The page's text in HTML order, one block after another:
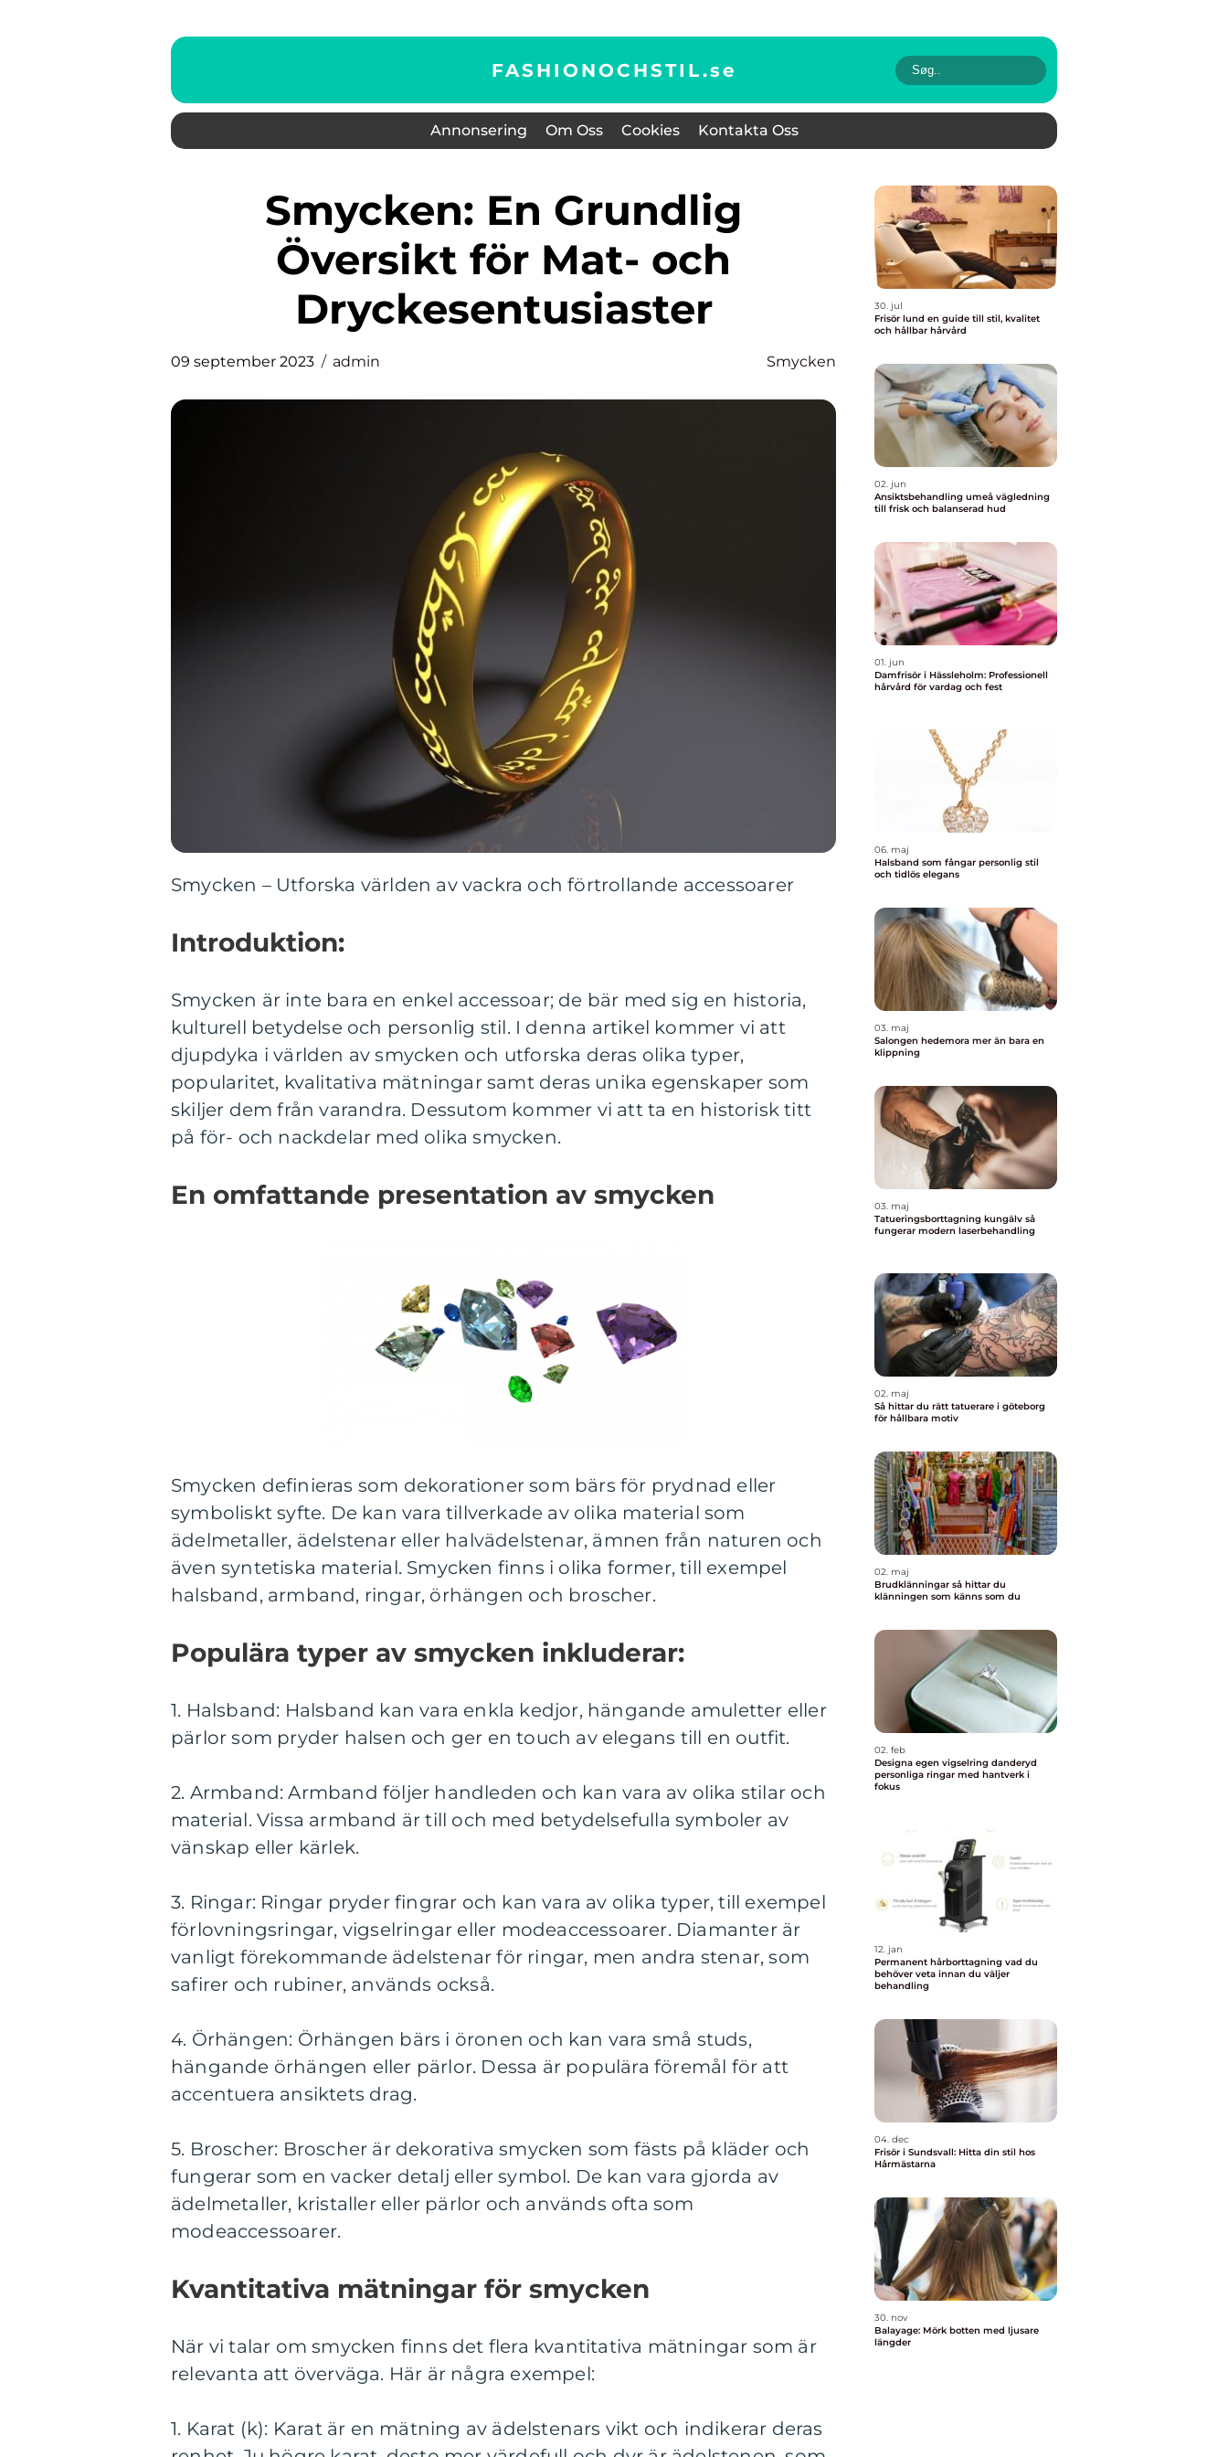
FASHIONOCHSTIL.se
Annonsering Om Oss Cookies Kontakta Oss
Smycken: En Grundlig
Översikt för Mat- och
Dryckesentusiaster
09 september 2023 admin Smycken
Smycken – Utforska världen av vackra och förtrollande accessoarer
Introduktion:
Smycken är inte bara en enkel accessoar; de bär med sig en historia,
kulturell betydelse och personlig stil. I denna artikel kommer vi att
djupdyka i världen av smycken och utforska deras olika typer,
popularitet, kvalitativa mätningar samt deras unika egenskaper som
skiljer dem från varandra. Dessutom kommer vi att ta en historisk titt
på för- och nackdelar med olika smycken.
En omfattande presentation av smycken
Smycken definieras som dekorationer som bärs för prydnad eller
symboliskt syfte. De kan vara tillverkade av olika material som
ädelmetaller, ädelstenar eller halvädelstenar, ämnen från naturen och
även syntetiska material. Smycken finns i olika former, till exempel
halsband, armband, ringar, örhängen och broscher.
Populära typer av smycken inkluderar:
1. Halsband: Halsband kan vara enkla kedjor, hängande amuletter eller
pärlor som pryder halsen och ger en touch av elegans till en outfit.
2. Armband: Armband följer handleden och kan vara av olika stilar och
material. Vissa armband är till och med betydelsefulla symboler av
vänskap eller kärlek.
3. Ringar: Ringar pryder fingrar och kan vara av olika typer, till exempel
förlovningsringar, vigselringar eller modeaccessoarer. Diamanter är
vanligt förekommande ädelstenar för ringar, men andra stenar, som
safirer och rubiner, används också.
4. Örhängen: Örhängen bärs i öronen och kan vara små studs,
hängande örhängen eller pärlor. Dessa är populära föremål för att
accentuera ansiktets drag.
5. Broscher: Broscher är dekorativa smycken som fästs på kläder och
fungerar som en vacker detalj eller symbol. De kan vara gjorda av
ädelmetaller, kristaller eller pärlor och används ofta som
modeaccessoarer.
Kvantitativa mätningar för smycken
När vi talar om smycken finns det flera kvantitativa mätningar som är
relevanta att överväga. Här är några exempel:
1. Karat (k): Karat är en mätning av ädelstenars vikt och indikerar deras
30. jul
Frisör lund en guide till stil, kvalitet
och hållbar hårvård
02. jun
Ansiktsbehandling umeå vägledning
till frisk och balanserad hud
01. jun
Damfrisör i Hässleholm: Professionell
hårvård för vardag och fest
06. maj
Halsband som fångar personlig stil
och tidlös elegans
03. maj
Salongen hedemora mer än bara en
klippning
03. maj
Tatueringsborttagning kungälv så
fungerar modern laserbehandling
02. maj
Så hittar du rätt tatuerare i göteborg
för hållbara motiv
02. maj
Brudklänningar så hittar du
klänningen som känns som du
02. feb
Designa egen vigselring danderyd
personliga ringar med hantverk i
fokus
12. jan
Permanent hårborttagning vad du
behöver veta innan du väljer
behandling
04. dec
Frisör i Sundsvall: Hitta din stil hos
Hårmästarna
30. nov
Balayage: Mörk botten med ljusare
längder